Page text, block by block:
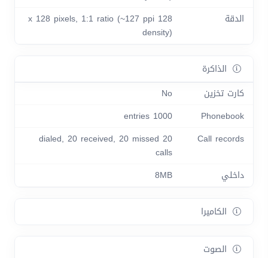
الدقة
128 x 128 pixels, 1:1 ratio (~127 ppi
density)
الذاكرة
كارت تخزين
No
Phonebook
1000 entries
Call records
20 dialed, 20 received, 20 missed
calls
داخلي
8MB
الكاميرا
الصوت